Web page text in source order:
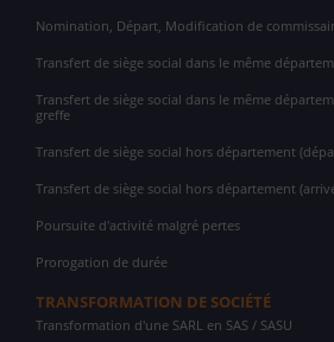
Nomination, Départ, Modification de
Transfert de siège social dans le même
Transfert de siège social dans le même
greffe
Transfert de siège social hors département
Transfert de siège social hors département
Poursuite d'activité malgré pertes
Prorogation de durée
TRANSFORMATION DE SOCIÉTÉ
Transformation d'une SARL en SAS / SASU